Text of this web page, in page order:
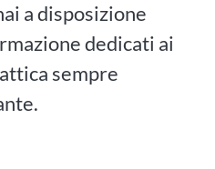
a disposizione
dedicati ai
sempre